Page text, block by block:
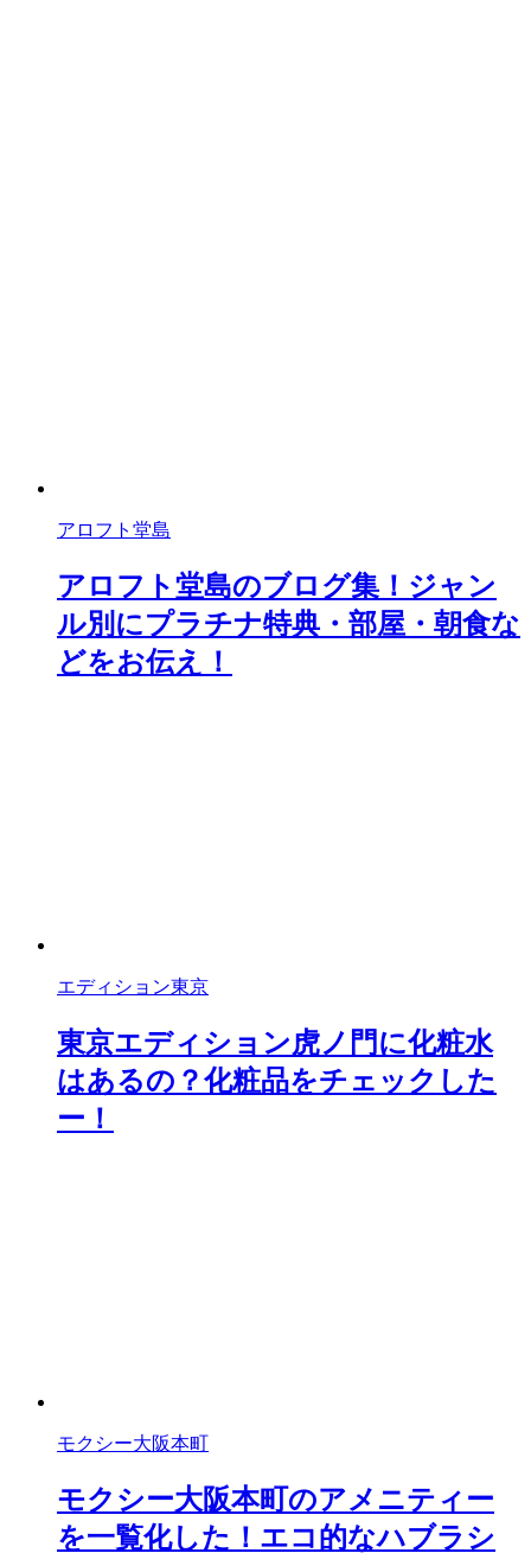
アロフト堂島
アロフト堂島のブログ集！ジャン
ル別にプラチナ特典・部屋・朝食な
どをお伝え！
エディション東京
東京エディション虎ノ門に化粧水
はあるの？化粧品をチェックした
ー！
モクシー大阪本町
モクシー大阪本町のアメニティー
を一覧化した！エコ的なハブラシ